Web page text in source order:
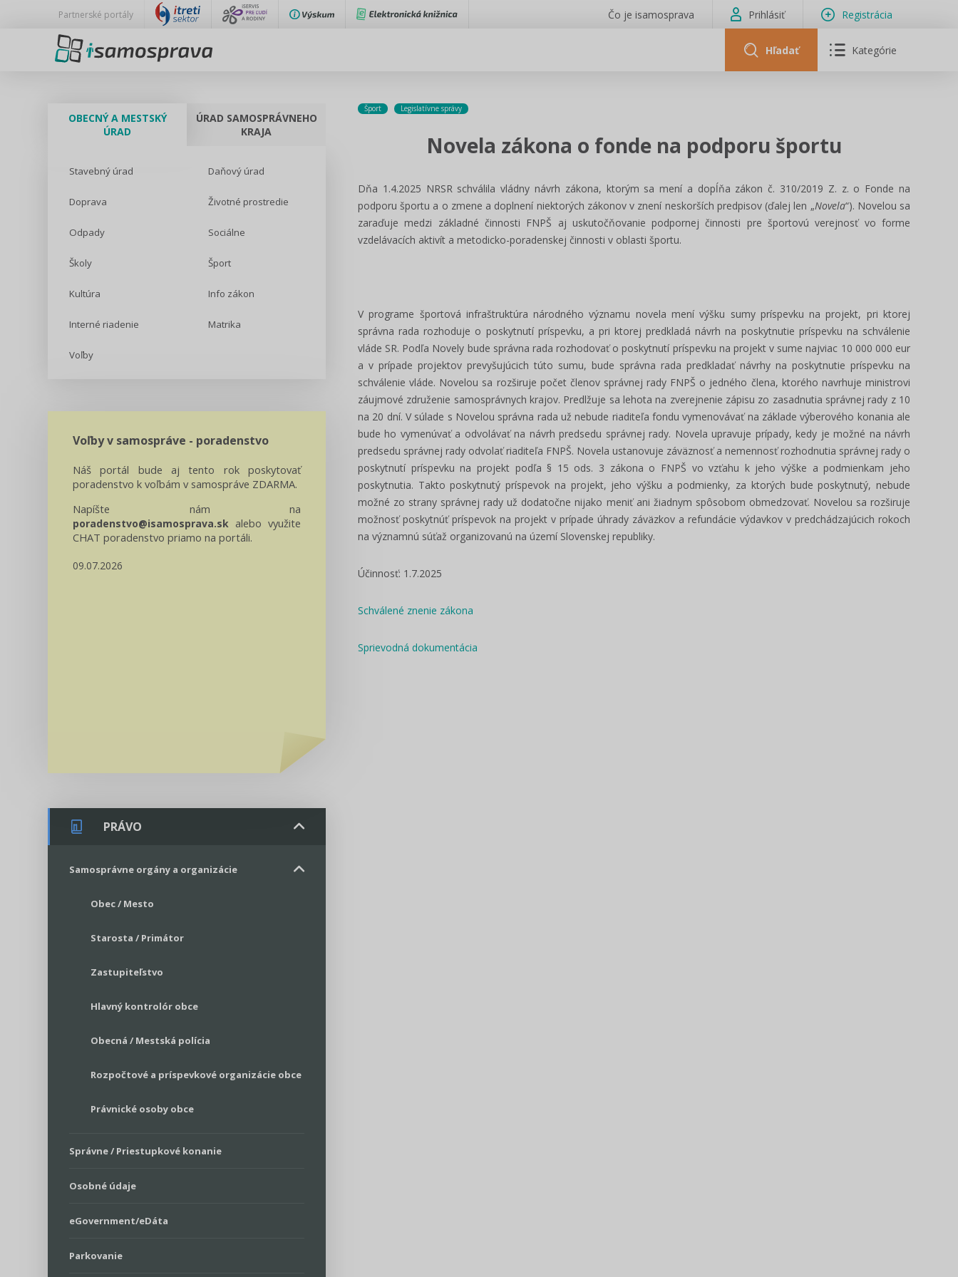
Partnerské portály Čo je isamosprava Prihlásiť Registrácia
Hľadať Kategórie
OBECNÝ A MESTSKÝ
ÚRAD
ÚRAD SAMOSPRÁVNEHO
KRAJA
Stavebný úrad Daňový úrad
Doprava Životné prostredie
Odpady Sociálne
Školy Šport
Kultúra Info zákon
Interné riadenie Matrika
Voľby
Voľby v samospráve - poradenstvo
Náš portál bude aj tento rok poskytovať
poradenstvo k voľbám v samospráve ZDARMA.
Napíšte nám na
poradenstvo@isamosprava.sk alebo využite
CHAT poradenstvo priamo na portáli.
09.07.2026
PRÁVO
Samosprávne orgány a organizácie
Obec / Mesto
Starosta / Primátor
Zastupiteľstvo
Hlavný kontrolór obce
Obecná / Mestská polícia
Rozpočtové a príspevkové organizácie obce
Právnické osoby obce
Správne / Priestupkové konanie
Osobné údaje
eGovernment/eDáta
Parkovanie
Šport Legislatívne správy
Novela zákona o fonde na podporu športu
Dňa 1.4.2025 NRSR schválila vládny návrh zákona, ktorým sa mení a dopĺňa zákon č. 310/2019 Z. z. o Fonde na
podporu športu a o zmene a doplnení niektorých zákonov v znení neskorších predpisov (ďalej len „Novela“). Novelou sa
zaraďuje medzi základné činnosti FNPŠ aj uskutočňovanie podpornej činnosti pre športovú verejnosť vo forme
vzdelávacích aktivít a metodicko-poradenskej činnosti v oblasti športu.
V programe športová infraštruktúra národného významu novela mení výšku sumy príspevku na projekt, pri ktorej
správna rada rozhoduje o poskytnutí príspevku, a pri ktorej predkladá návrh na poskytnutie príspevku na schválenie
vláde SR. Podľa Novely bude správna rada rozhodovať o poskytnutí príspevku na projekt v sume najviac 10 000 000 eur
a v prípade projektov prevyšujúcich túto sumu, bude správna rada predkladať návrhy na poskytnutie príspevku na
schválenie vláde. Novelou sa rozširuje počet členov správnej rady FNPŠ o jedného člena, ktorého navrhuje ministrovi
záujmové združenie samosprávnych krajov. Predlžuje sa lehota na zverejnenie zápisu zo zasadnutia správnej rady z 10
na 20 dní. V súlade s Novelou správna rada už nebude riaditeľa fondu vymenovávať na základe výberového konania ale
bude ho vymenúvať a odvolávať na návrh predsedu správnej rady. Novela upravuje prípady, kedy je možné na návrh
predsedu správnej rady odvolať riaditeľa FNPŠ. Novela ustanovuje záväznosť a nemennosť rozhodnutia správnej rady o
poskytnutí príspevku na projekt podľa § 15 ods. 3 zákona o FNPŠ vo vzťahu k jeho výške a podmienkam jeho
poskytnutia. Takto poskytnutý príspevok na projekt, jeho výšku a podmienky, za ktorých bude poskytnutý, nebude
možné zo strany správnej rady už dodatočne nijako meniť ani žiadnym spôsobom obmedzovať. Novelou sa rozširuje
možnosť poskytnúť príspevok na projekt v prípade úhrady záväzkov a refundácie výdavkov v predchádzajúcich rokoch
na významnú súťaž organizovanú na území Slovenskej republiky.
Účinnosť: 1.7.2025
Schválené znenie zákona
Sprievodná dokumentácia